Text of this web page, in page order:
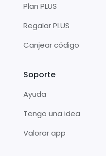
Plan PLUS
Regalar PLUS
Canjear código
Soporte
Ayuda
Tengo una idea
Valorar app